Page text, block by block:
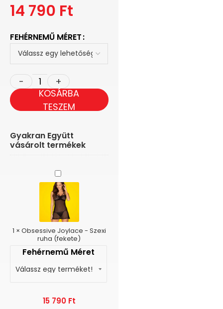
14 790 Ft
FEHÉRNEMŰ MÉRET
KOSÁRBA
TESZEM
Gyakran Együtt
vásárolt termékek
Obsessive
Joylace
-
Szexi
ruha
(fekete)
1 × Obsessive Joylace - Szexi
ruha (fekete)
Fehérnemű Méret
15 790 Ft